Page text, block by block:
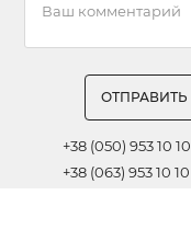
ОТПРАВИТЬ
+38 (050) 953 10 10
+38 (063) 953 10 10